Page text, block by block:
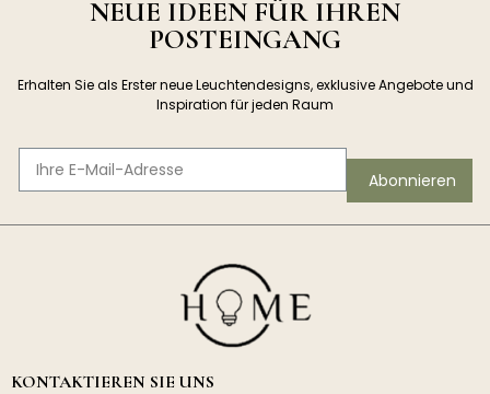
NEUE IDEEN FÜR IHREN
POSTEINGANG
Erhalten Sie als Erster neue Leuchtendesigns, exklusive Angebote und
Inspiration für jeden Raum
Abonnieren
KONTAKTIEREN SIE UNS